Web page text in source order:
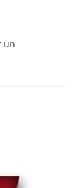
un